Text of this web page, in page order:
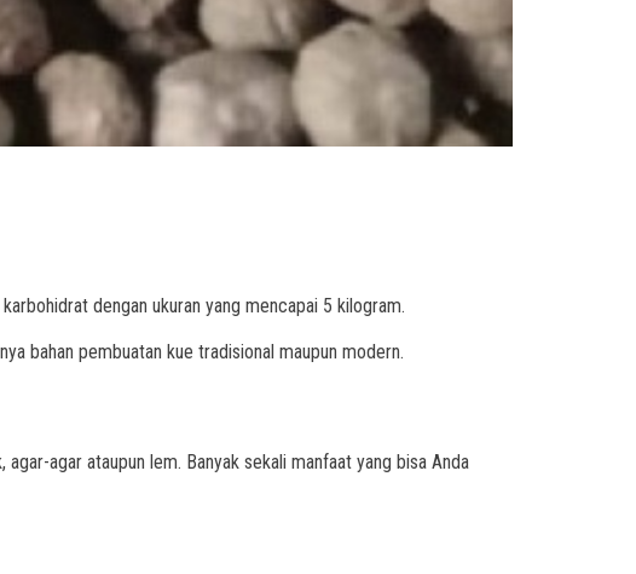
dengan ukuran yang mencapai 5 kilogram.
bahan pembuatan kue tradisional maupun modern.
agar ataupun lem. Banyak sekali manfaat yang bisa Anda